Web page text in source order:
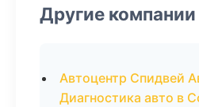
Другие компании
Автоцентр Спидвей
Диагностика авто в